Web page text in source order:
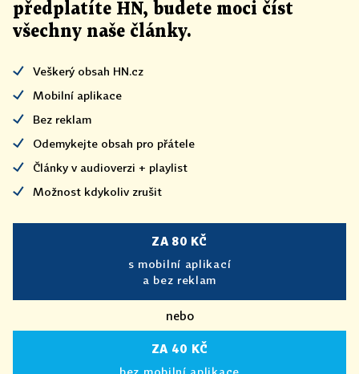
předplatíte HN, budete moci číst
všechny naše články.
Veškerý obsah HN.cz
Mobilní aplikace
Bez reklam
Odemykejte obsah pro přátele
Články v audioverzi + playlist
Možnost kdykoliv zrušit
ZA 80 KČ
s mobilní aplikací
a bez reklam
nebo
ZA 40 KČ
bez mobilní aplikace